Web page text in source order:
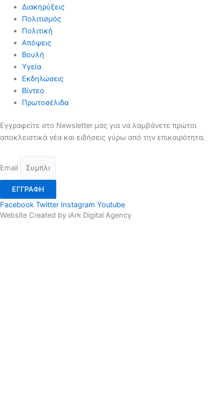
Διακηρύξεις
Πολιτισμός
Πολιτική
Απόψεις
Βουλή
Υγεία
Εκδηλώσεις
Βίντεο
Πρωτοσέλιδα
Εγγραφείτε στο Newsletter μας για να λαμβάνετε πρώτοι
αποκλειστικά νέα και ειδήσεις γύρω από την επικαιρότητα.
Email
ΕΓΓΡΑΦΗ
Facebook Twitter Instagram Youtube
Website Created by iArk Digital Agency